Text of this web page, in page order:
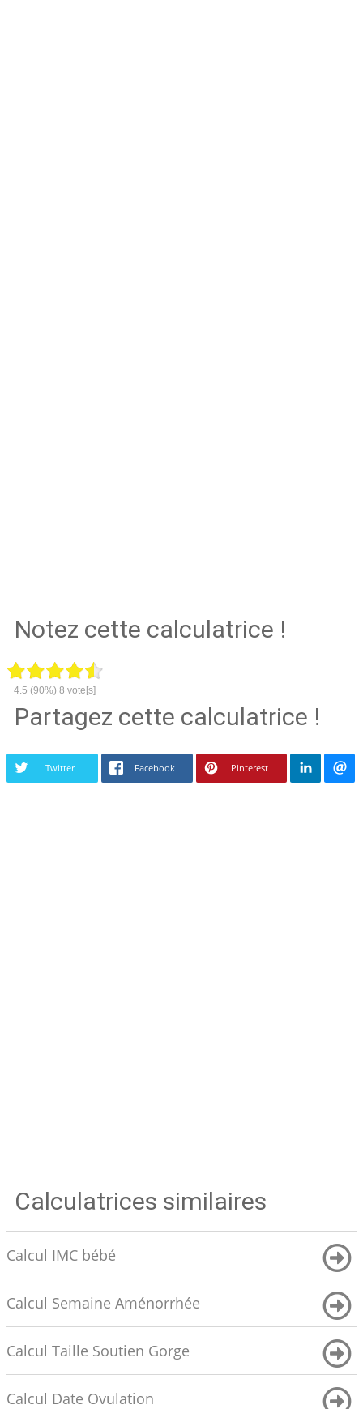
Notez cette calculatrice !
4.5 (90%) 8 vote[s]
Partagez cette calculatrice !
Twitter Facebook Pinterest
Calculatrices similaires
Calcul IMC bébé
Calcul Semaine Aménorrhée
Calcul Taille Soutien Gorge
Calcul Date Ovulation